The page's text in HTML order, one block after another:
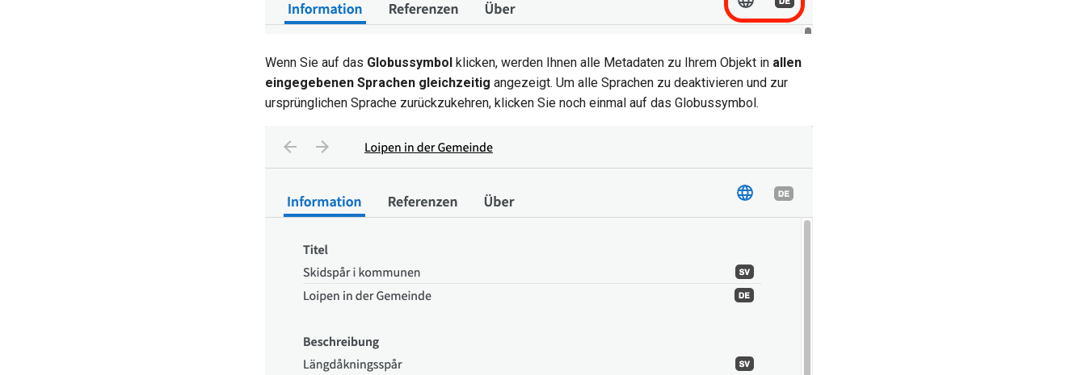
Wenn Sie auf das Globussymbol klicken, werden Ihnen alle Metadaten zu Ihrem Objekt in allen
eingegebenen Sprachen gleichzeitig angezeigt. Um alle Sprachen zu deaktivieren und zur
ursprünglichen Sprache zurückzukehren, klicken Sie noch einmal auf das Globussymbol.